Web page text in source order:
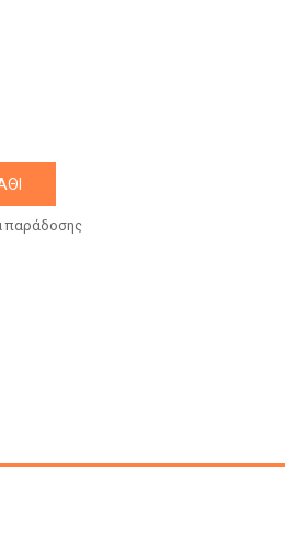
παράδοσης